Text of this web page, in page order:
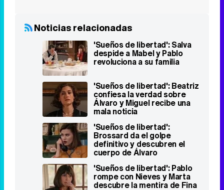
Noticias relacionadas
'Sueños de libertad': Salva
despide a Mabel y Pablo
revoluciona a su familia
'Sueños de libertad': Beatriz
confiesa la verdad sobre
Álvaro y Miguel recibe una
mala noticia
'Sueños de libertad':
Brossard da el golpe
definitivo y descubren el
cuerpo de Álvaro
'Sueños de libertad': Pablo
rompe con Nieves y Marta
descubre la mentira de Fina